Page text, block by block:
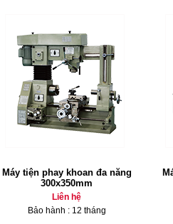
Máy tiện phay khoan đa năng
300x350mm
Liên hệ
Bảo hành : 12 tháng